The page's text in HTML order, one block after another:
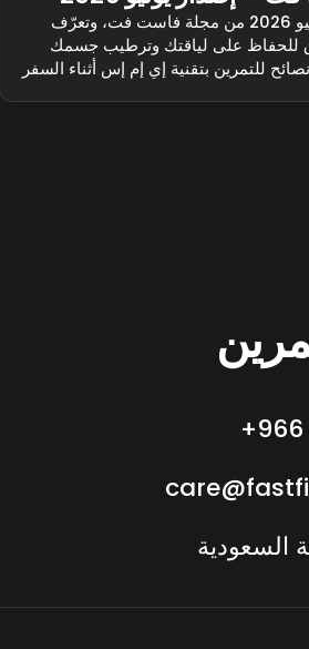
اكتشف إصدار يونيو 2026 من مجلة فاست فت، وتعرّف
للحفاظ على لياقتك وترطيب جسمك
للتمرين بتقنية إي إم إس أثناء السفر
+966
السعودية